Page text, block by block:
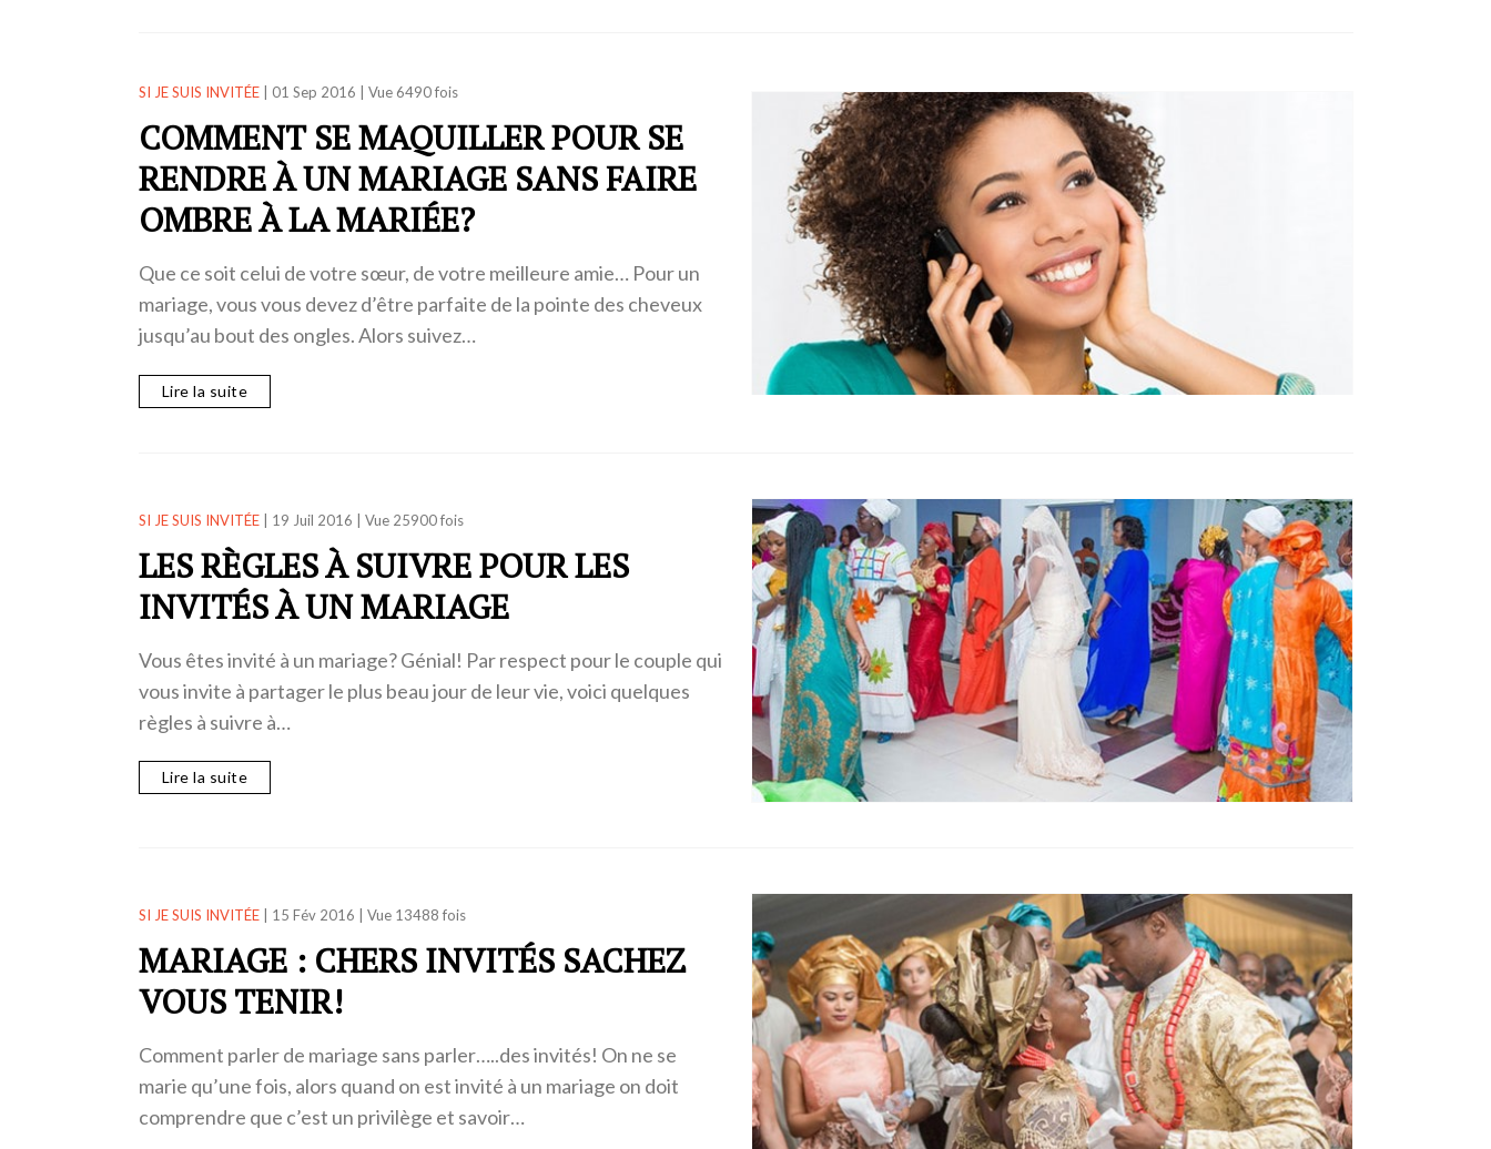
SI JE SUIS INVITÉE| 01 Sep 2016 Vue 6490 fois
COMMENT SE MAQUILLER POUR SE
RENDRE À UN MARIAGE SANS FAIRE
OMBRE À LA MARIÉE?
Que ce soit celui de votre sœur, de votre meilleure amie… Pour un
mariage, vous vous devez d’être parfaite de la pointe des cheveux
jusqu’au bout des ongles. Alors suivez…
Lire la suite
SI JE SUIS INVITÉE| 19 Juil 2016 Vue 25900 fois
LES RÈGLES À SUIVRE POUR LES
INVITÉS À UN MARIAGE
Vous êtes invité à un mariage? Génial! Par respect pour le couple qui
vous invite à partager le plus beau jour de leur vie, voici quelques
règles à suivre à…
Lire la suite
SI JE SUIS INVITÉE| 15 Fév 2016 Vue 13488 fois
MARIAGE : CHERS INVITÉS SACHEZ
VOUS TENIR!
Comment parler de mariage sans parler…..des invités! On ne se
marie qu’une fois, alors quand on est invité à un mariage on doit
comprendre que c’est un privilège et savoir…